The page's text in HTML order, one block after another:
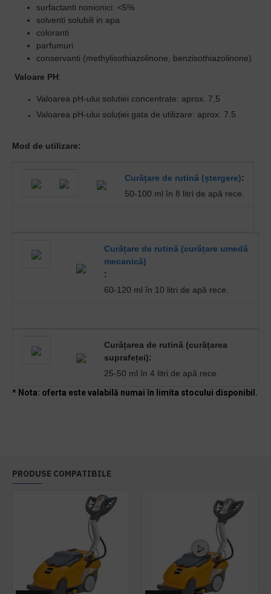
surfactanti nonionici: <5%
solventi solubili in apa
coloranti
parfumuri
conservanti (methylisothiazolinone, benzisothiazolinone)
Valoare PH:
Valoarea pH-ului solutiei concentrate: aprox.
7,5
Valoarea pH-ului soluției gata de utilizare: aprox.
7.5
Mod de utilizare:
Curățare de rutină (ștergere):
50-100 ml în 8 litri de apă rece.
Curățare de rutină (curățare umedă
mecanică)
:
60-120 ml în 10 litri de apă rece.
Curățarea de rutină (curățarea
suprafeței):
25-50 ml în 4 litri de apă rece.
* Nota: oferta este valabilă numai în limita stocului disponibil.
PRODUSE COMPATIBILE